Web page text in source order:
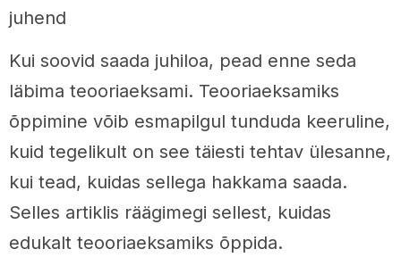
juhend
Kui soovid saada juhiloa, pead enne seda
läbima teooriaeksami. Teooriaeksamiks
õppimine võib esmapilgul tunduda keeruline,
kuid tegelikult on see täiesti tehtav ülesanne,
kui tead, kuidas sellega hakkama saada.
Selles artiklis räägimegi sellest, kuidas
edukalt teooriaeksamiks õppida.